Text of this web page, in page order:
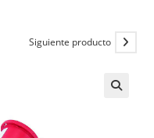
Siguiente producto